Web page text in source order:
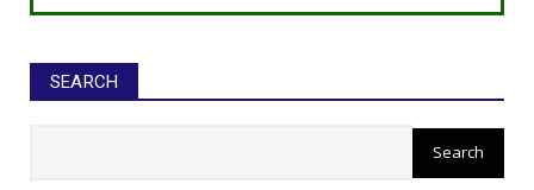
SEARCH
सीईओ ने घोटाले कर बनाई करोड़ों की